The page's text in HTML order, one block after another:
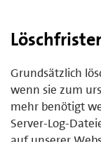
Grundsätzlich
wenn sie zum
mehr benötigt
Server-Log-